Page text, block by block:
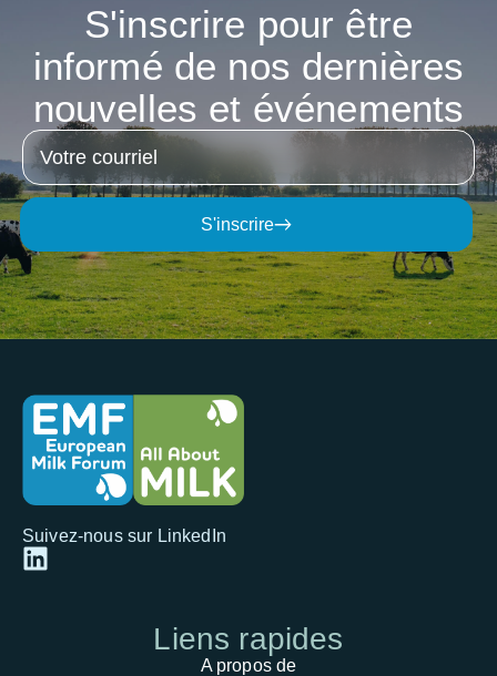
S'inscrire pour être
informé de nos dernières
nouvelles et événements
S'inscrire
Suivez-nous sur LinkedIn
Liens rapides
A propos de